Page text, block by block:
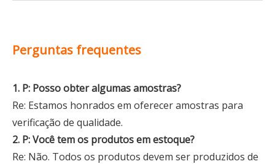
Perguntas frequentes
1. P: Posso obter algumas amostras?
Re: Estamos honrados em oferecer amostras para
verificação de qualidade.
2. P: Você tem os produtos em estoque?
Re: Não. Todos os produtos devem ser produzidos de